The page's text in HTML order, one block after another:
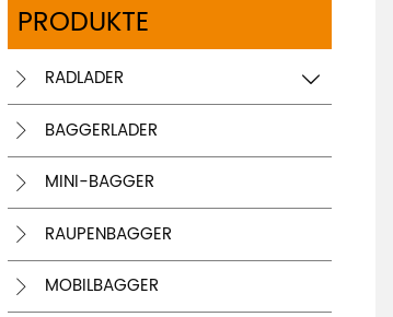
PRODUKTE
 RADLADER 
 BAGGERLADER
 MINI-BAGGER
 RAUPENBAGGER
 MOBILBAGGER